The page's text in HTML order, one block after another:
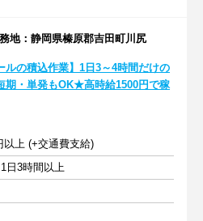
地：静岡県榛原郡吉田町川尻
ルの積込作業】1日3～4時間だけの
期・単発もOK★高時給1500円で稼
以上 (+交通費支給)
日3時間以上